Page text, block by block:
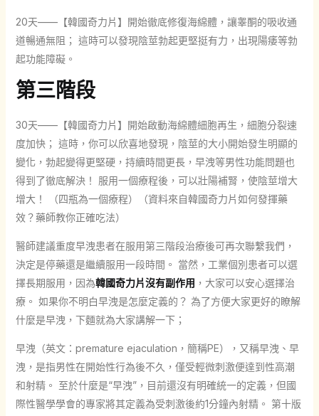
20天——【韓國奇力片】開始徹底修復海綿體，讓睾酮的吸收通
道暢通無阻； 這時可以發現陰莖勃起更堅挺有力，出現陽痿等勃
起功能障礙。
第三階段
30天——【韓國奇力片】開始啟動海綿體細胞再生，細胞分裂速
度加快； 這時，你可以欣喜地發現，陰莖的大小開始發生明顯的
變化，勃起變得更堅硬，持續時間更長，早洩等男性功能問題也
得到了徹底解決！ 服用一個療程後，可以壯陽補腎，使陰莖增大
增大！ （四瓶為一個療程）（資料來自韓國奇力片如何發揮藥
效？藥師教你正確吃法）
醫師建議重度早洩患者在服用第三階段治療後可再次聯繫我們，
決定是停藥還是繼續服用一段時間。 當然，工業個別患者可以選
擇長期服用，因為韓國奇力片沒有副作用 ，大家可以安心選擇治
療。 如果你不明白早洩是怎麼定義的？ 為了方便大家更好的瞭解
什麼是早洩，下麵就為大家講解一下；
早洩（英文：premature ejaculation，簡稱PE），又稱早洩、早
洩，是指男性在開始性行為後不久，僅受輕微刺激便達到性高潮
和射精。 至於什麼是“早洩”，目前還沒有明確統一的定義，但國
際性醫學學會的專家將其定義為受刺激後約1分鐘內射精。 第十版